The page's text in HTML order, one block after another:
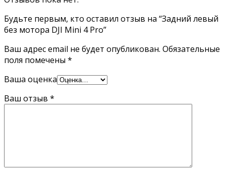
Будьте первым, кто оставил отзыв на “Задний левый
без мотора DJI Mini 4 Pro”
Ваш адрес email не будет опубликован. Обязательные
поля помечены *
Ваша оценка
Ваш отзыв *